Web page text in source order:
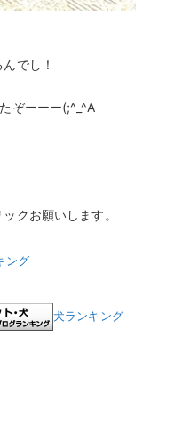
でし！
ぞーーー(;^_^A
クお願いします。
ング
犬ランキング